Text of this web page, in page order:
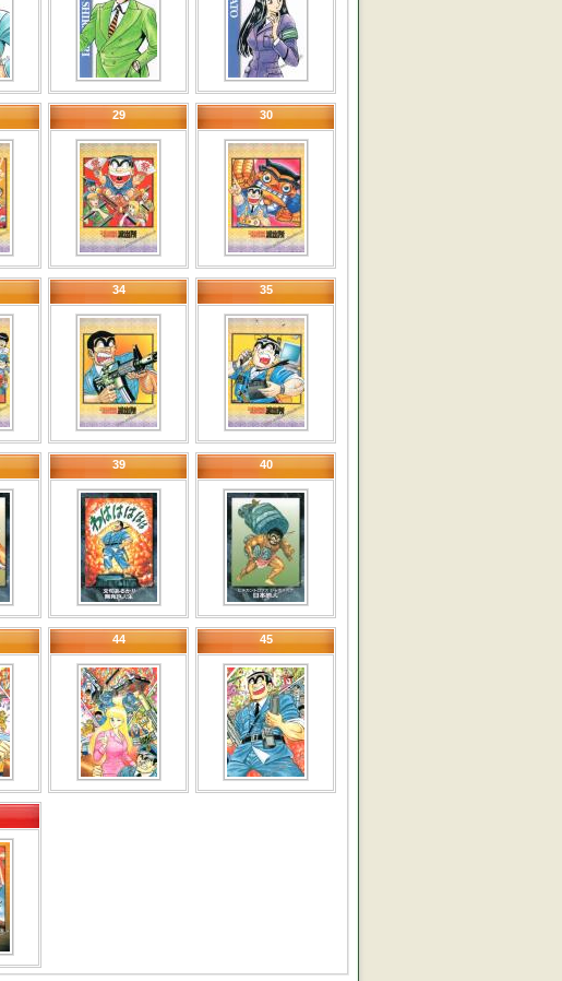
29 30
34 35
39 40
44 45